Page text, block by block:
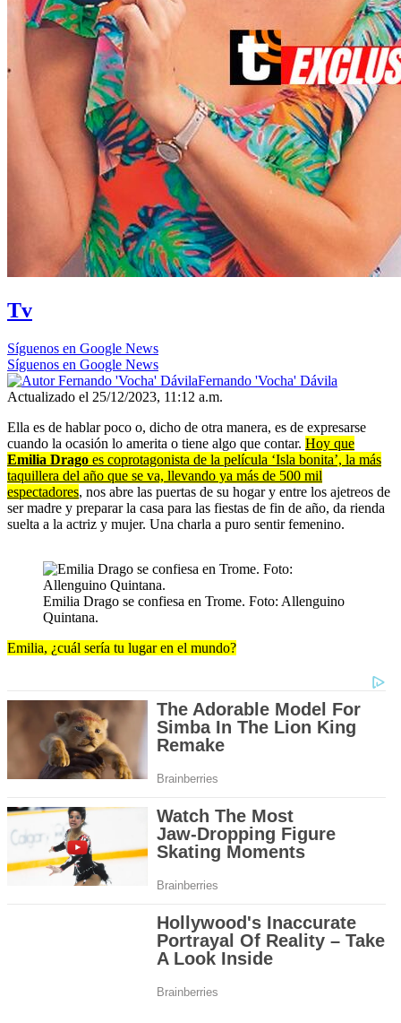
Tv
Síguenos en Google News
Síguenos en Google News
Fernando 'Vocha' Dávila
Actualizado el 25/12/2023, 11:12 a.m.
Ella es de hablar poco o, dicho de otra manera, es de expresarse
cuando la ocasión lo amerita o tiene algo que contar. Hoy que
Emilia Drago es coprotagonista de la película ‘Isla bonita’, la más
taquillera del año que se va, llevando ya más de 500 mil
espectadores, nos abre las puertas de su hogar y entre los ajetreos de
ser madre y preparar la casa para las fiestas de fin de año, da rienda
suelta a la actriz y mujer. Una charla a puro sentir femenino.
Emilia Drago se confiesa en Trome. Foto: Allenguino
Quintana.
Emilia, ¿cuál sería tu lugar en el mundo?